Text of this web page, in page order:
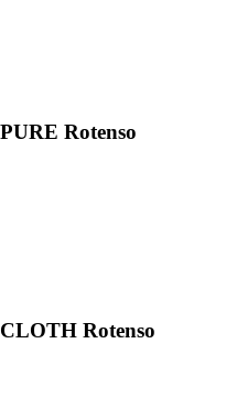
Rotenso
Rotenso